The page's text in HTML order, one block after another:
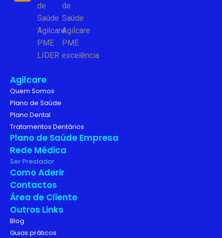
Agilcare
Quem Somos
Plano de Saúde
Plano Dental
Tratamentos Dentários
Plano de Saúde Empresa
Rede Médica
Ser Prestador
Como Aderir
Contactos
Área de Cliente
Outros Links
Blog
Guias práticos